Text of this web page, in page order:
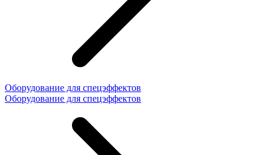
Оборудование для спецэффектов
Оборудование для спецэффектов